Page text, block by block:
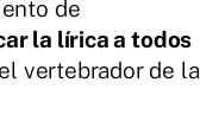
de
la lírica a todos
vertebrador de la